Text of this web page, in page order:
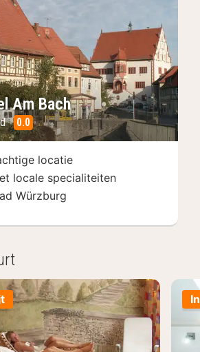
Am Bach
0.0
/10
locatie
locale specialiteiten
Würzburg